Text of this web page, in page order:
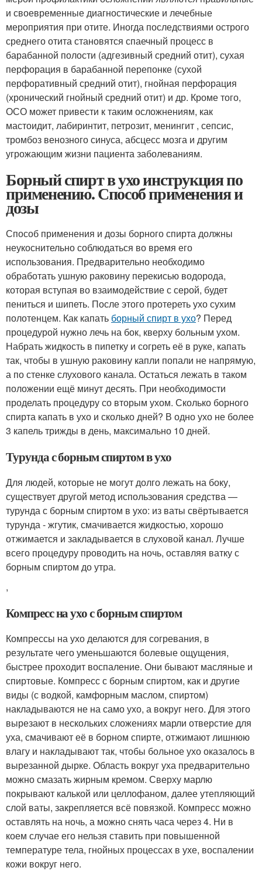
и своевременные диагностические и лечебные
мероприятия при отите. Иногда последствиями острого
среднего отита становятся спаечный процесс в
барабанной полости (адгезивный средний отит), сухая
перфорация в барабанной перепонке (сухой
перфоративный средний отит), гнойная перфорация
(хронический гнойный средний отит) и др. Кроме того,
ОСО может привести к таким осложнениям, как
мастоидит, лабиринтит, петрозит, менингит , сепсис,
тромбоз венозного синуса, абсцесс мозга и другим
угрожающим жизни пациента заболеваниям.
Борный спирт в ухо инструкция по
применению. Способ применения и
дозы
Способ применения и дозы борного спирта должны
неукоснительно соблюдаться во время его
использования. Предварительно необходимо
обработать ушную раковину перекисью водорода,
которая вступая во взаимодействие с серой, будет
пениться и шипеть. После этого протереть ухо сухим
полотенцем. Как капать борный спирт в ухо? Перед
процедурой нужно лечь на бок, кверху больным ухом.
Набрать жидкость в пипетку и согреть её в руке, капать
так, чтобы в ушную раковину капли попали не напрямую,
а по стенке слухового канала. Остаться лежать в таком
положении ещё минут десять. При необходимости
проделать процедуру со вторым ухом. Сколько борного
спирта капать в ухо и сколько дней? В одно ухо не более
3 капель трижды в день, максимально 10 дней.
Турунда с борным спиртом в ухо
Для людей, которые не могут долго лежать на боку,
существует другой метод использования средства —
турунда с борным спиртом в ухо: из ваты свёртывается
турунда - жгутик, смачивается жидкостью, хорошо
отжимается и закладывается в слуховой канал. Лучше
всего процедуру проводить на ночь, оставляя ватку с
борным спиртом до утра.
,
Компресс на ухо с борным спиртом
Компрессы на ухо делаются для согревания, в
результате чего уменьшаются болевые ощущения,
быстрее проходит воспаление. Они бывают масляные и
спиртовые. Компресс с борным спиртом, как и другие
виды (с водкой, камфорным маслом, спиртом)
накладываются не на само ухо, а вокруг него. Для этого
вырезают в нескольких сложениях марли отверстие для
уха, смачивают её в борном спирте, отжимают лишнюю
влагу и накладывают так, чтобы больное ухо оказалось в
вырезанной дырке. Область вокруг уха предварительно
можно смазать жирным кремом. Сверху марлю
покрывают калькой или целлофаном, далее утепляющий
слой ваты, закрепляется всё повязкой. Компресс можно
оставлять на ночь, а можно снять часа через 4. Ни в
коем случае его нельзя ставить при повышенной
температуре тела, гнойных процессах в ухе, воспалении
кожи вокруг него.